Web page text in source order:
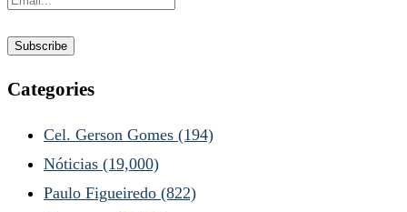
Categories
Cel. Gerson Gomes (194)
Nóticias (19,000)
Paulo Figueiredo (822)